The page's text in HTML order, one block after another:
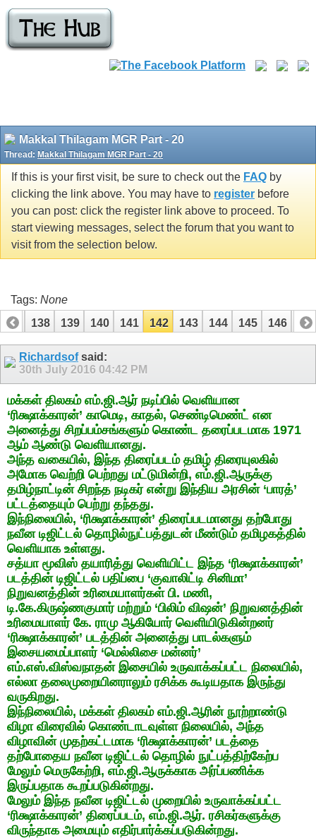
Makkal Thilagam MGR Part - 20
Thread: Makkal Thilagam MGR Part - 20
If this is your first visit, be sure to check out the FAQ by
clicking the link above. You may have to register before
you can post: click the register link above to proceed. To
start viewing messages, select the forum that you want to
visit from the selection below.
Tags: None
137
138 139 140 141 142 143 144 145 146 147
157 158
Richardsofsaid:
30th July 2016 04:42 PM
மக்கள் திலகம் எம்.ஜி.ஆர் நடிப்பில் வெளியான
‘ரிக்ஷாக்காரன்’ காமெடி, காதல், செண்டிமெண்ட் என
அனைத்து சிறப்பம்சங்களும் கொண்ட தரைப்படமாக 1971
ஆம் ஆண்டு வெளியானது.
அந்த வகையில், இந்த திரைப்படம் தமிழ் திரையுலகில்
அமோக வெற்றி பெற்றது மட்டுமின்றி, எம்.ஜி.ஆருக்கு
தமிழ்நாட்டின் சிறந்த நடிகர் என்று இந்திய அரசின் ‘பாரத்’
பட்டத்தையும் பெற்று தந்தது.
இந்நிலையில், ‘ரிக்ஷாக்காரன்’ திரைப்படமானது தற்போது
நவீன டிஜிட்டல் தொழில்நுட்பத்துடன் மீண்டும் தமிழகத்தில்
வெளியாக உள்ளது.
சத்யா மூவிஸ் தயாரித்து வெளியிட்ட இந்த ‘ரிக்ஷாக்காரன்’
படத்தின் டிஜிட்டல் பதிப்பை ‘குவாலிட்டி சினிமா’
நிறுவனத்தின் உரிமையாளர்கள் பி. மணி,
டி.கே.கிருஷ்ணகுமார் மற்றும் ‘பிலிம் விஷன்’ நிறுவனத்தின்
உரிமையாளர் கே. ராமு ஆகியோர் வெளியிடுகின்றனர்
‘ரிக்ஷாக்காரன்’ படத்தின் அனைத்து பாடல்களும்
இசையமைப்பாளர் ‘மெல்லிசை மன்னர்’
எம்.எஸ்.விஸ்வநாதன் இசையில் உருவாக்கப்பட்ட நிலையில்,
எல்லா தலைமுறையினராலும் ரசிக்க கூடியதாக இருந்து
வருகிறது.
இந்நிலையில், மக்கள் திலகம் எம்.ஜி.ஆரின் நூற்றாண்டு
விழா விரைவில் கொண்டாடவுள்ள நிலையில், அந்த
விழாவின் முதற்கட்டமாக ‘ரிக்ஷாக்காரன்’ படத்தை
தற்போதைய நவீன டிஜிட்டல் தொழில் நுட்பத்திற்கேற்ப
மேலும் மெருகேற்றி, எம்.ஜி.ஆருக்காக அர்ப்பணிக்க
இருப்பதாக கூறப்படுகின்றது.
மேலும் இந்த நவீன டிஜிட்டல் முறையில் உருவாக்கப்பட்ட
‘ரிக்ஷாக்காரன்’ திரைப்படம், எம்.ஜி.ஆர். ரசிகர்களுக்கு
விருந்தாக அமையும் எதிர்பார்க்கப்படுகின்றது.